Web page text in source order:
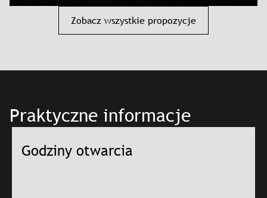
Zobacz wszystkie propozycje
Praktyczne informacje
Godziny otwarcia